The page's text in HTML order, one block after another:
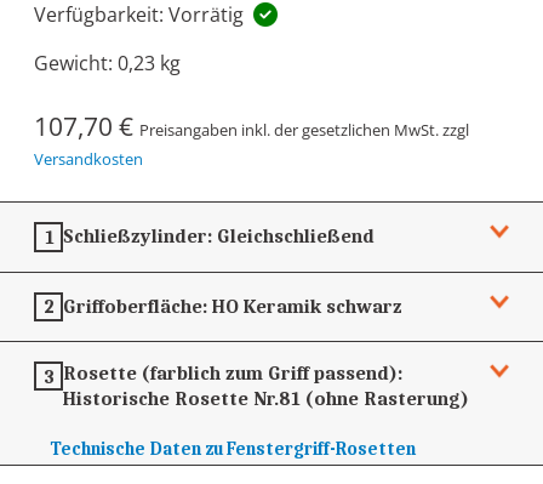
Verfügbarkeit: Vorrätig
Gewicht: 0,23 kg
107,70 € Preisangaben inkl. der gesetzlichen MwSt. zzgl
Versandkosten
1 Schließzylinder: Gleichschließend
2 Griffoberfläche:HO Keramik schwarz
3 Rosette (farblich zum Griff passend):
Historische Rosette Nr.81 (ohne Rasterung)
Technische Daten zu Fenstergriff-Rosetten